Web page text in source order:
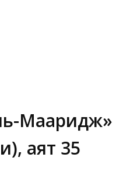
Мааридж»
аят 35